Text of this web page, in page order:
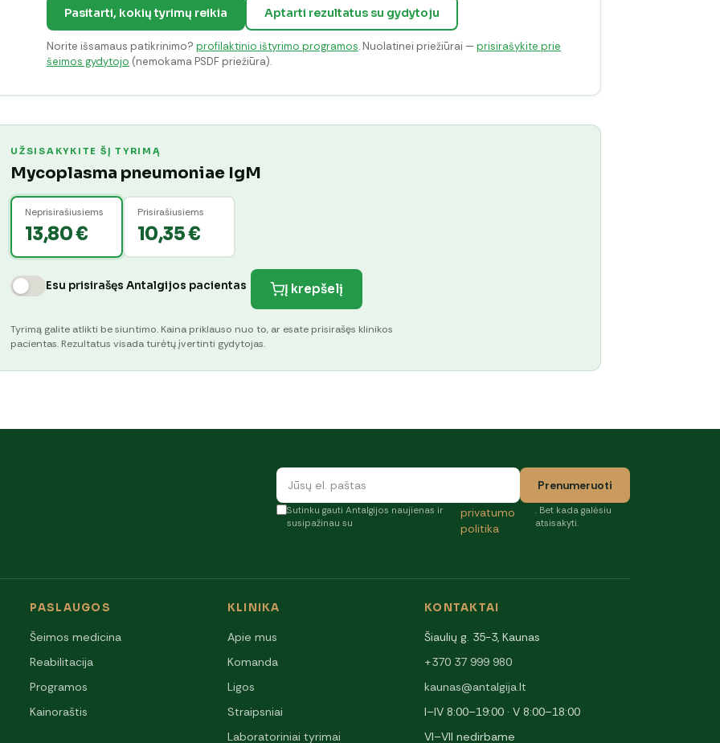
Pasitarti, kokių tyrimų reikia Aptarti rezultatus su gydytoju
Norite išsamaus patikrinimo? profilaktinio ištyrimo programos. Nuolatinei priežiūrai —prisirašykite prie
šeimos gydytojo (nemokama PSDF priežiūra).
UŽSISAKYKITE ŠĮ TYRIMĄ
Mycoplasma pneumoniae IgM
Neprisirašiusiems
13,80 €
Prisirašiusiems
10,35 €
Esu prisirašęs Antalgijos pacientas Į krepšelį
Tyrimą galite atlikti be siuntimo. Kaina priklauso nuo to, ar esate prisirašęs klinikos
pacientas. Rezultatus visada turėtų įvertinti gydytojas.
Prenumeruoti
Sutinku gauti Antalgijos naujienas ir
susipažinau su
privatumo
politika
. Bet kada galėsiu
atsisakyti.
PASLAUGOS
Šeimos medicina
Reabilitacija
Programos
Kainoraštis
KLINIKA
Apie mus
Komanda
Ligos
Straipsniai
Laboratoriniai tyrimai
KONTAKTAI
Šiaulių g. 35-3, Kaunas
+370 37 999 980
kaunas@antalgija.lt
I–IV 8:00–19:00 · V 8:00–18:00
VI–VII nedirbame